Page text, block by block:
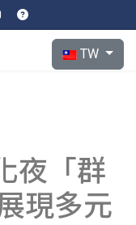
選擇你的語言
TW
夜「群
現多元